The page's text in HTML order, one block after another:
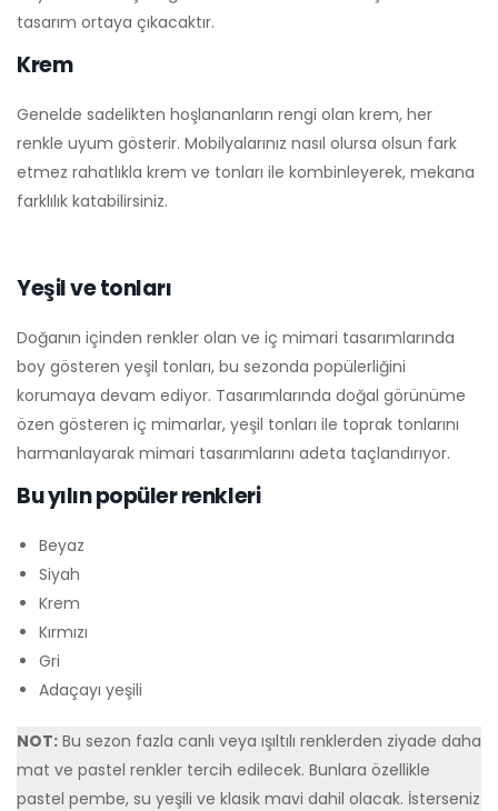
tasarım ortaya çıkacaktır.
Krem
Genelde sadelikten hoşlananların rengi olan krem, her
renkle uyum gösterir. Mobilyalarınız nasıl olursa olsun fark
etmez rahatlıkla krem ve tonları ile kombinleyerek, mekana
farklılık katabilirsiniz.
Yeşil ve tonları
Doğanın içinden renkler olan ve iç mimari tasarımlarında
boy gösteren yeşil tonları, bu sezonda popülerliğini
korumaya devam ediyor. Tasarımlarında doğal görünüme
özen gösteren iç mimarlar, yeşil tonları ile toprak tonlarını
harmanlayarak mimari tasarımlarını adeta taçlandırıyor.
Bu yılın popüler renkleri
Beyaz
Siyah
Krem
Kırmızı
Gri
Adaçayı yeşili
NOT: Bu sezon fazla canlı veya ışıltılı renklerden ziyade daha
mat ve pastel renkler tercih edilecek. Bunlara özellikle
pastel pembe, su yeşili ve klasik mavi dahil olacak. İsterseniz